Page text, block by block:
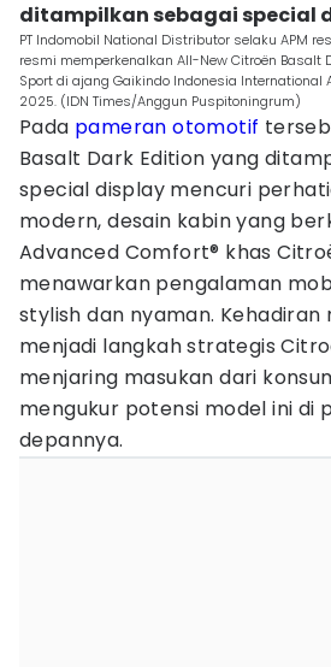
ditampilkan sebagai special
PT Indomobil National Distributor selaku APM
resmi memperkenalkan All-New Citroën Basalt
Sport di ajang Gaikindo Indonesia International
2025. (IDN Times/Anggun Puspitoningrum)
Pada pameran otomotif
Basalt Dark Edition yang
special display mencuri
modern, desain kabin yang
Advanced Comfort® khas
menawarkan pengalaman
stylish dan nyaman. Kehadiran
menjadi langkah strategis
menjaring masukan dari
mengukur potensi model ini di
depannya.